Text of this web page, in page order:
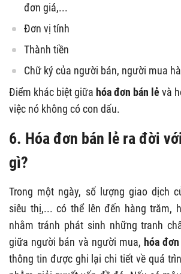
đơn giá,...
Đơn vị tính
Thành tiền
Chữ ký của người bán, người mua
Điểm khác biệt giữa hóa đơn bán lẻ và
việc nó không có con dấu.
6. Hóa đơn bán lẻ ra đời
gì?
Trong một ngày, số lượng giao dịch
siêu thị,... có thể lên đến hàng trăm,
nhằm tránh phát sinh những tranh
giữa người bán và người mua, hóa
thông tin được ghi lại chi tiết về quá